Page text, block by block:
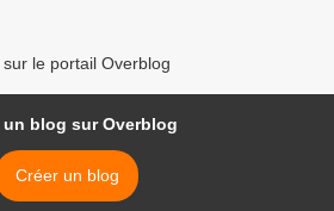
le portail Overblog
un blog sur Overblog
Créer un blog